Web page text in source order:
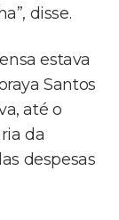
disse.
estava
Santos
até o
da
despesas